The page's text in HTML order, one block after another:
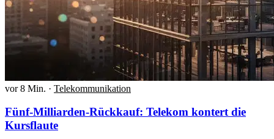
vor 8 Min. · Telekommunikation
Fünf-Milliarden-Rückkauf: Telekom kontert die
Kursflaute